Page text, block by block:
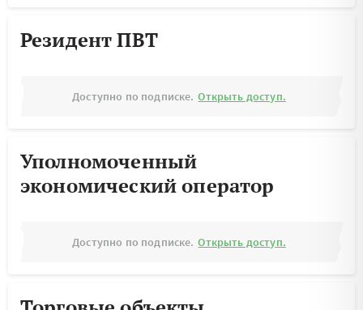
Резидент ПВТ
Доступно по подписке. Открыть доступ.
Уполномоченный
экономический оператор
Доступно по подписке. Открыть доступ.